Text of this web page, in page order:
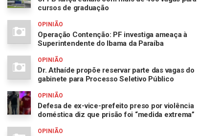
cursos de graduação
OPINIÃO
Operação Contenção: PF investiga ameaça à
Superintendente do Ibama da Paraíba
OPINIÃO
Dr. Athaíde propõe reservar parte das vagas do
gabinete para Processo Seletivo Público
OPINIÃO
Defesa de ex-vice-prefeito preso por violência
doméstica diz que prisão foi “medida extrema”
OPINIÃO